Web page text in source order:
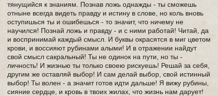
тянущийся к знаниям. Познав ложь однажды - ты сможешь
отныне всегда видеть правду и истину в слове, но коль вновь
оступишься ты и ошибешься - то значит, что ничему не
научился! Познай ложь и правду - и с ними работай! Читай, да
и воспринимай каждый смысл. И буквы окрасятся в миг цветом
крови, и воссияют рубинами алыми! И в отражении найдут
свой смысл сакральный! Ты не одинок на пути, но ты -
личность! И жизнью ты только своею рискуешь! Решай за себя,
другим же оставляй выбор! И сам делай выбор, свой истинный
выбор! Ты волен - а значит готов идти дальше! Я вижу рубины,
сияние сердце, и кровь в твоих жилах, что жизнь нам дарует!